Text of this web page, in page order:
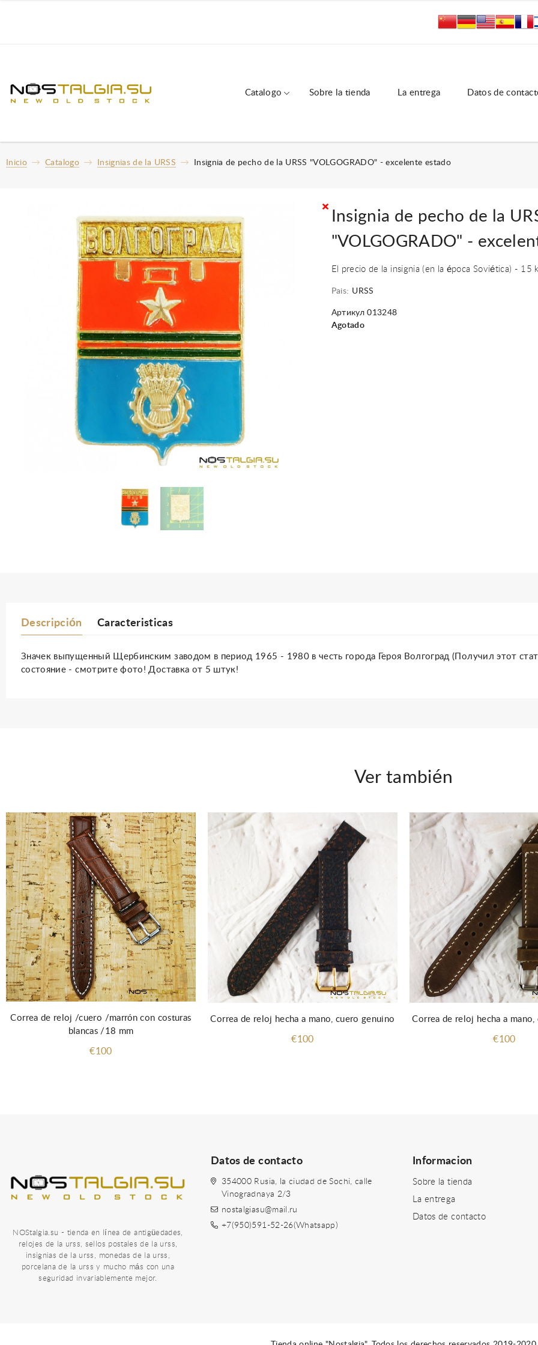
Catalogo Sobre la tienda La entrega Datos de
Inicio Catalogo Insignias de la URSS Insignia de pecho de la URSS "VOLGOGRADO" - excelente estado
Insignia de pecho de la
"VOLGOGRADO" -
El precio de la insignia (en la época Soviética) - 15
Pais: URSS
Артикул 013248
Agotado
Descripción Caracteristicas
Значек выпущенный Щербинским заводом в период 1965 - 1980 в честь города Героя Волгоград (Получил этот
состояние - смотрите фото! Доставка от 5 штук!
Ver también
Correa de reloj /cuero /marrón con costuras
blancas /18 mm
€100
Correa de reloj hecha a mano, cuero genuino
€100
Correa de reloj hecha a
€100
NOStalgia.su - tienda en línea de antigüedades,
relojes de la urss, sellos postales de la urss,
insignias de la urss, monedas de la urss,
porcelana de la urss y mucho más con una
seguridad invariablemente mejor.
Datos de contacto
354000 Rusia, la ciudad de Sochi, calle
Vinogradnaya 2/3
nostalgiasu@mail.ru
+7(950)591-52-26(Whatsapp)
Informacion
Sobre la tienda
La entrega
Datos de contacto